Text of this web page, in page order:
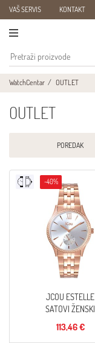
VAŠ SERVIS KONTAKT
WatchCentar OUTLET
OUTLET
POREDAK
-40%
JCOU ESTELLE
SATOVI ŽENSKI
113,46 €